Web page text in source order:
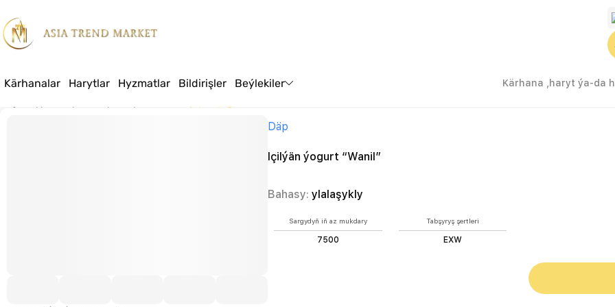
Kärhanalar Harytlar Hyzmatlar Bildirişler Beýlekiler
Däp
Içilýän ýogurt “Wanil”
Bahasy: ylalaşykly
Sargydyň iň az mukdary
7500
Tabşyryş şertleri
EXW